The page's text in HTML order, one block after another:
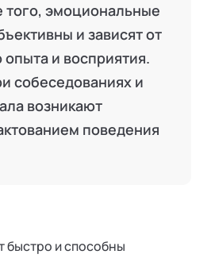
того, эмоциональные
и зависят от
и восприятия.
собеседованиях и
возникают
поведения
и способны